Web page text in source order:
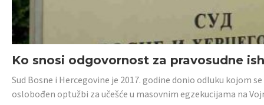
Ko snosi odgovornost za pravosudne
Sud Bosne i Hercegovine je 2017. godine donio odluku kojom
oslobođen optužbi za učešće u masovnim egzekucijama na